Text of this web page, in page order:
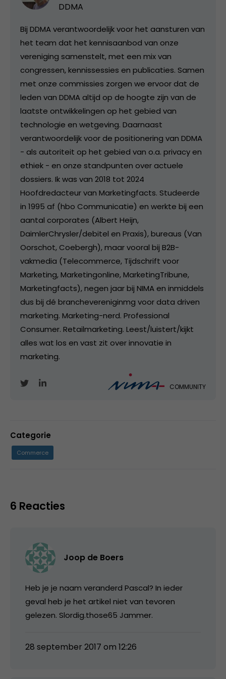
DDMA
Bij DDMA verantwoordelijk voor het aansturen van
het team dat het kennisaanbod van onze
vereniging samenstelt, met een mix van
congressen, kennissessies en publicaties. Samen
met onze commissies zorgen we ervoor dat de
leden van DDMA altijd op de hoogte zijn van de
laatste ontwikkelingen op het gebied van
technologie en wetgeving. Daarnaast
verantwoordelijk voor de positionering van DDMA
- als autoriteit op het gebied van o.a. privacy en
ethiek - en onze standpunten over actuele
dossiers. Ik was van 2018 tot 2024
Hoofdredacteur van Marketingfacts. Studeerde
in 1995 af (hbo Communicatie) en werkte bij een
aantal corporates (Albert Heijn,
DaimlerChrysler/debitel en Praxis), bureaus (Van
Oorschot, Coebergh), maar vooral bij B2B-
vakmedia (Telecommerce, Tijdschrift voor
Marketing, Marketingonline, MarketingTribune,
Marketingfacts), negen jaar bij NIMA en inmiddels
dus bij dé branchevereniginmg voor data driven
marketing. Marketing-nerd. Professional
Consumer. Retailmarketing. Leest/luistert/kijkt
alles wat los en vast zit over innovatie in
marketing.
COMMUNITY
Categorie
Commerce
6 Reacties
Joop de Boers
Heb je je naam veranderd Pascal? In ieder
geval heb je het artikel niet van tevoren
gelezen. Slordig.those65 Jammer.
28 september 2017 om 12:26